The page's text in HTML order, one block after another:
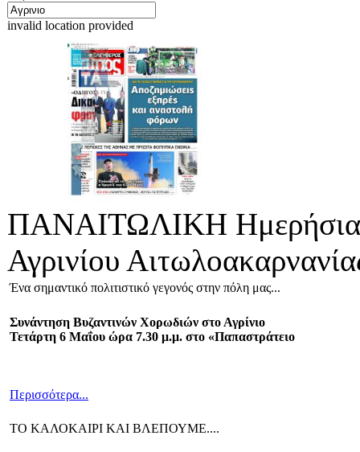
invalid location provided
ΠΑΝΑΙΤΩΛΙΚΗ Ημερήσια
Αγρινίου
Ένα σημαντικό πολιτιστικό γεγονός στην πόλη μας...
Συνάντηση Βυζαντινών Χορωδιών στο Αγρίνιο
Τετάρτη 6 Μαΐου ώρα 7.30 μ.μ. στο «Παπαστράτειο
Περισσότερα...
ΤΟ ΚΑΛΟΚΑΙΡΙ ΚΑΙ ΒΛΕΠΟΥΜΕ....